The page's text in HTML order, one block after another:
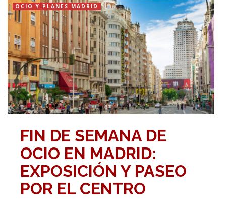
OCIO Y PLANES MADRID
FIN DE SEMANA DE
OCIO EN MADRID:
EXPOSICIÓN Y PASEO
POR EL CENTRO